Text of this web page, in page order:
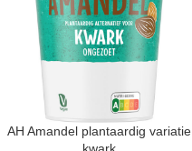
AH Amandel plantaardig variatie